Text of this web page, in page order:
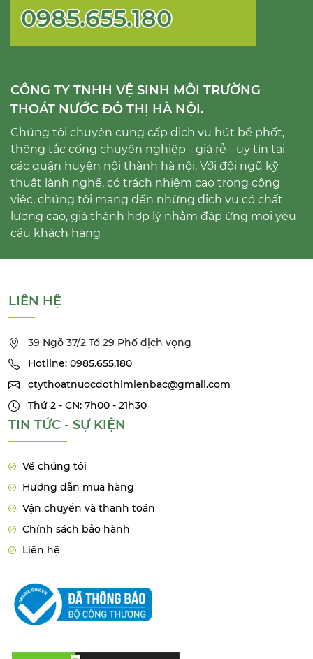
0985.655.180
CÔNG TY TNHH VỆ SINH MÔI TRƯỜNG
THOÁT NƯỚC ĐÔ THỊ HÀ NỘI.
Chúng tôi chuyên cung cấp dịch vụ hút bể phốt,
thông tắc cống chuyên nghiệp - giá rẻ - uy tín tại
các quận huyện nội thành hà nội. Với đội ngũ kỹ
thuật lành nghề, có trách nhiệm cao trong công
việc, chúng tôi mang đến những dịch vụ có chất
lượng cao, giá thành hợp lý nhằm đáp ứng mọi yêu
cầu khách hàng
LIÊN HỆ
39 Ngõ 37/2 Tổ 29 Phố dịch vọng
Hotline: 0985.655.180
ctythoatnuocdothimienbac@gmail.com
Thứ 2 - CN: 7h00 - 21h30
TIN TỨC - SỰ KIỆN
Về chúng tôi
Hướng dẫn mua hàng
Vận chuyển và thanh toán
Chính sách bảo hành
Liên hệ